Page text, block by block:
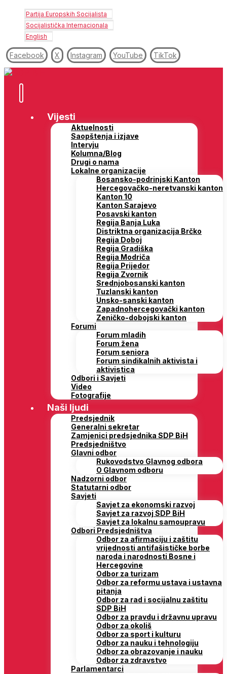
Partija Europskih Socijalista
Socijalistička Internacionala
English
Facebook X Instagram YouTube TikTok
Vijesti
Aktuelnosti
Saopštenja i izjave
Intervju
Kolumna/Blog
Drugi o nama
Lokalne organizacije
Bosansko-podrinjski Kanton
Hercegovačko-neretvanski kanton
Kanton 10
Kanton Sarajevo
Posavski kanton
Regija Banja Luka
Distriktna organizacija Brčko
Regija Doboj
Regija Gradiška
Regija Modriča
Regija Prijedor
Regija Zvornik
Srednjobosanski kanton
Tuzlanski kanton
Unsko-sanski kanton
Zapadnohercegovački kanton
Zeničko-dobojski kanton
Forumi
Forum mladih
Forum žena
Forum seniora
Forum sindikalnih aktivista i
aktivistica
Odbori i Savjeti
Video
Fotografije
Naši ljudi
Predsjednik
Generalni sekretar
Zamjenici predsjednika SDP BiH
Predsjedništvo
Glavni odbor
Rukovodstvo Glavnog odbora
O Glavnom odboru
Nadzorni odbor
Statutarni odbor
Savjeti
Savjet za ekonomski razvoj
Savjet za razvoj SDP BiH
Savjet za lokalnu samoupravu
Odbori Predsjedništva
Odbor za afirmaciju i zaštitu
vrijednosti antifašističke borbe
naroda i narodnosti Bosne i
Hercegovine
Odbor za turizam
Odbor za reformu ustava i ustavna
pitanja
Odbor za rad i socijalnu zaštitu
SDP BiH
Odbor za pravdu i državnu upravu
Odbor za okoliš
Odbor za sport i kulturu
Odbor za nauku i tehnologiju
Odbor za obrazovanje i nauku
Odbor za zdravstvo
Parlamentarci